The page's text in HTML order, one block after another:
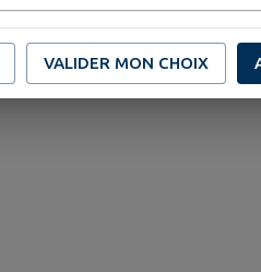
VALIDER MON CHOIX